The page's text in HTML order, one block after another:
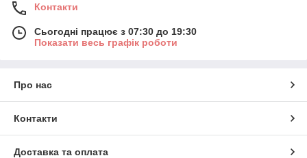
Контакти
Сьогодні працює з 07:30 до 19:30
Показати весь графік роботи
Про нас
Контакти
Доставка та оплата